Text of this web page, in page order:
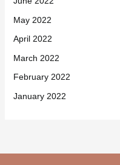
May 2022
April 2022
March 2022
February 2022
January 2022